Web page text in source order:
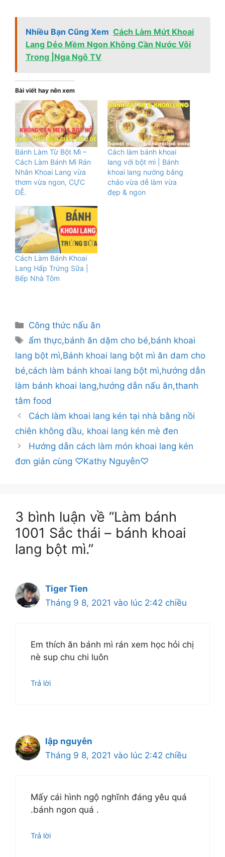
Nhiều Bạn Cũng Xem Cách Làm Mứt Khoai
Lang Dẻo Mềm Ngon Không Cần Nước Vôi
Trong |Nga Ngô TV
Bài viết hay nên xem
Bánh Làm Từ Bột Mì –
Cách Làm Bánh Mì Rán
Nhân Khoai Lang vừa
thơm vừa ngon, CỰC
DỄ.
Cách làm bánh khoai
lang với bột mì | Bánh
khoai lang nướng bằng
chảo vừa dễ làm vừa
đẹp & ngon
Cách Làm Bánh Khoai
Lang Hấp Trứng Sữa |
Bếp Nhà Tôm
Danh
mục
Công thức nấu ăn
Thẻ
ẩm thực,bánh ăn dặm cho bé,bánh khoai
lang bột mì,Bánh khoai lang bột mì ăn dam cho
bé,cách làm bánh khoai lang bột mì,hướng dẫn
làm bánh khoai lang,hướng dẫn nấu ăn,thanh
tâm food
Cách làm khoai lang kén tại nhà bằng nồi
chiên không dầu, khoai lang kén mè đen
Hướng dẫn cách làm món khoai lang kén
đơn giản cùng ♡Kathy Nguyễn♡
3 bình luận về “Làm bánh
1001 Sắc thái – bánh khoai
lang bột mì.”
Tiger Tien
Tháng 9 8, 2021 vào lúc 2:42 chiều
Em thích ăn bánh mì rán xem học hỏi chị
nè sup chu chi luôn
Trả lời
lập nguyễn
Tháng 9 8, 2021 vào lúc 2:42 chiều
Mấy cái hình ngộ nghĩnh đáng yêu quá
.bánh ngon quá .
Trả lời